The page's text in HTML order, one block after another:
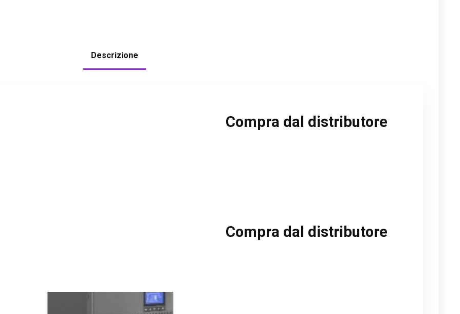
Descrizione
Compra dal distributore
Compra dal distributore